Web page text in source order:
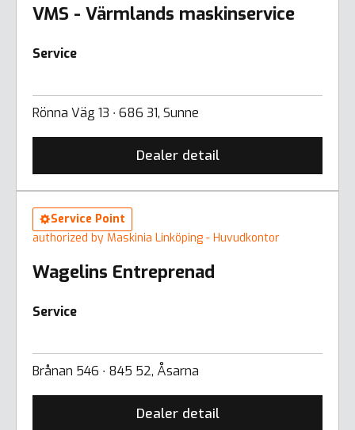
VMS - Värmlands maskinservice
Service
Rönna Väg 13 ∙ 686 31, Sunne
Dealer detail
Service Point
authorized by Maskinia Linköping - Huvudkontor
Wagelins Entreprenad
Service
Brånan 546 ∙ 845 52, Åsarna
Dealer detail